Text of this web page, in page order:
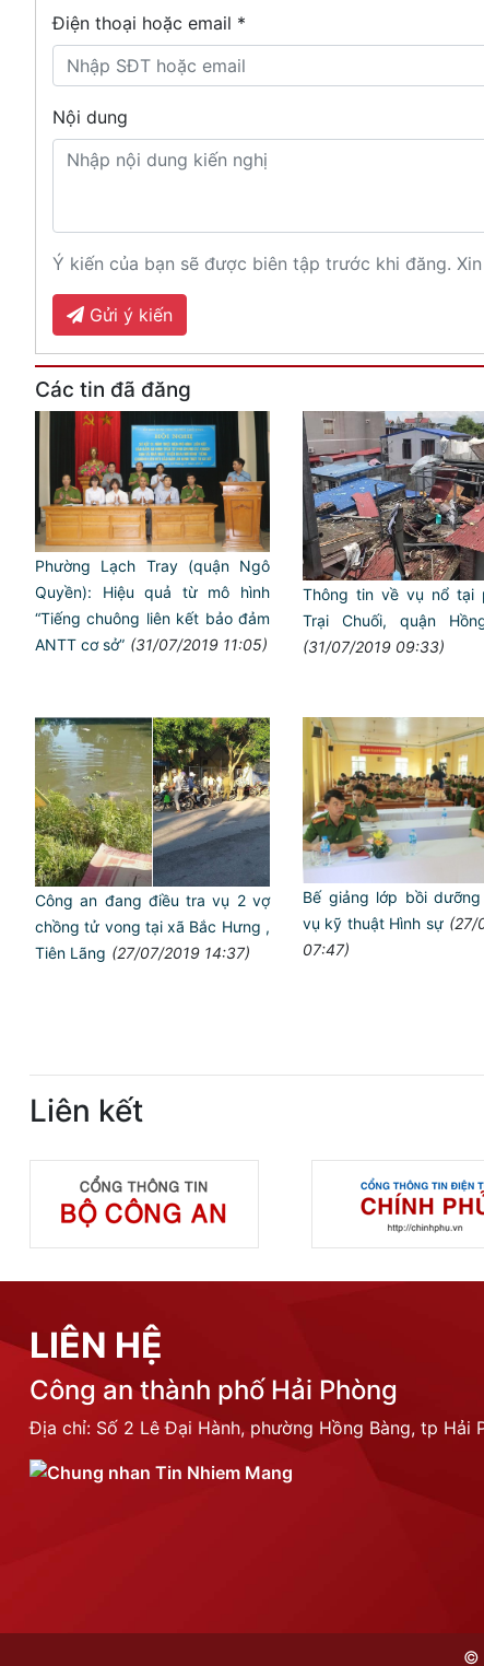
Điện thoại hoặc email *
Nội dung
Ý kiến của bạn sẽ được biên tập trước khi đăng.
Gửi ý kiến
Các tin đã đăng
Phường Lạch Tray (quận Ngô
Quyền): Hiệu quả từ mô hình
“Tiếng chuông liên kết bảo đảm
ANTT cơ sở” (31/07/2019 11:05)
Thông tin về vụ nổ tại
Trại Chuối, quận
(31/07/2019 09:33)
Công an đang điều tra vụ 2 vợ
chồng tử vong tại xã Bắc Hưng ,
Tiên Lãng (27/07/2019 14:37)
Bế giảng lớp bồi dưỡng
vụ kỹ thuật Hình sự (27/
07:47)
Liên kết
LIÊN HỆ
Công an thành phố Hải Phòng
Địa chỉ: Số 2 Lê Đại Hành, phường Hồng Bàng, tp Hải
©